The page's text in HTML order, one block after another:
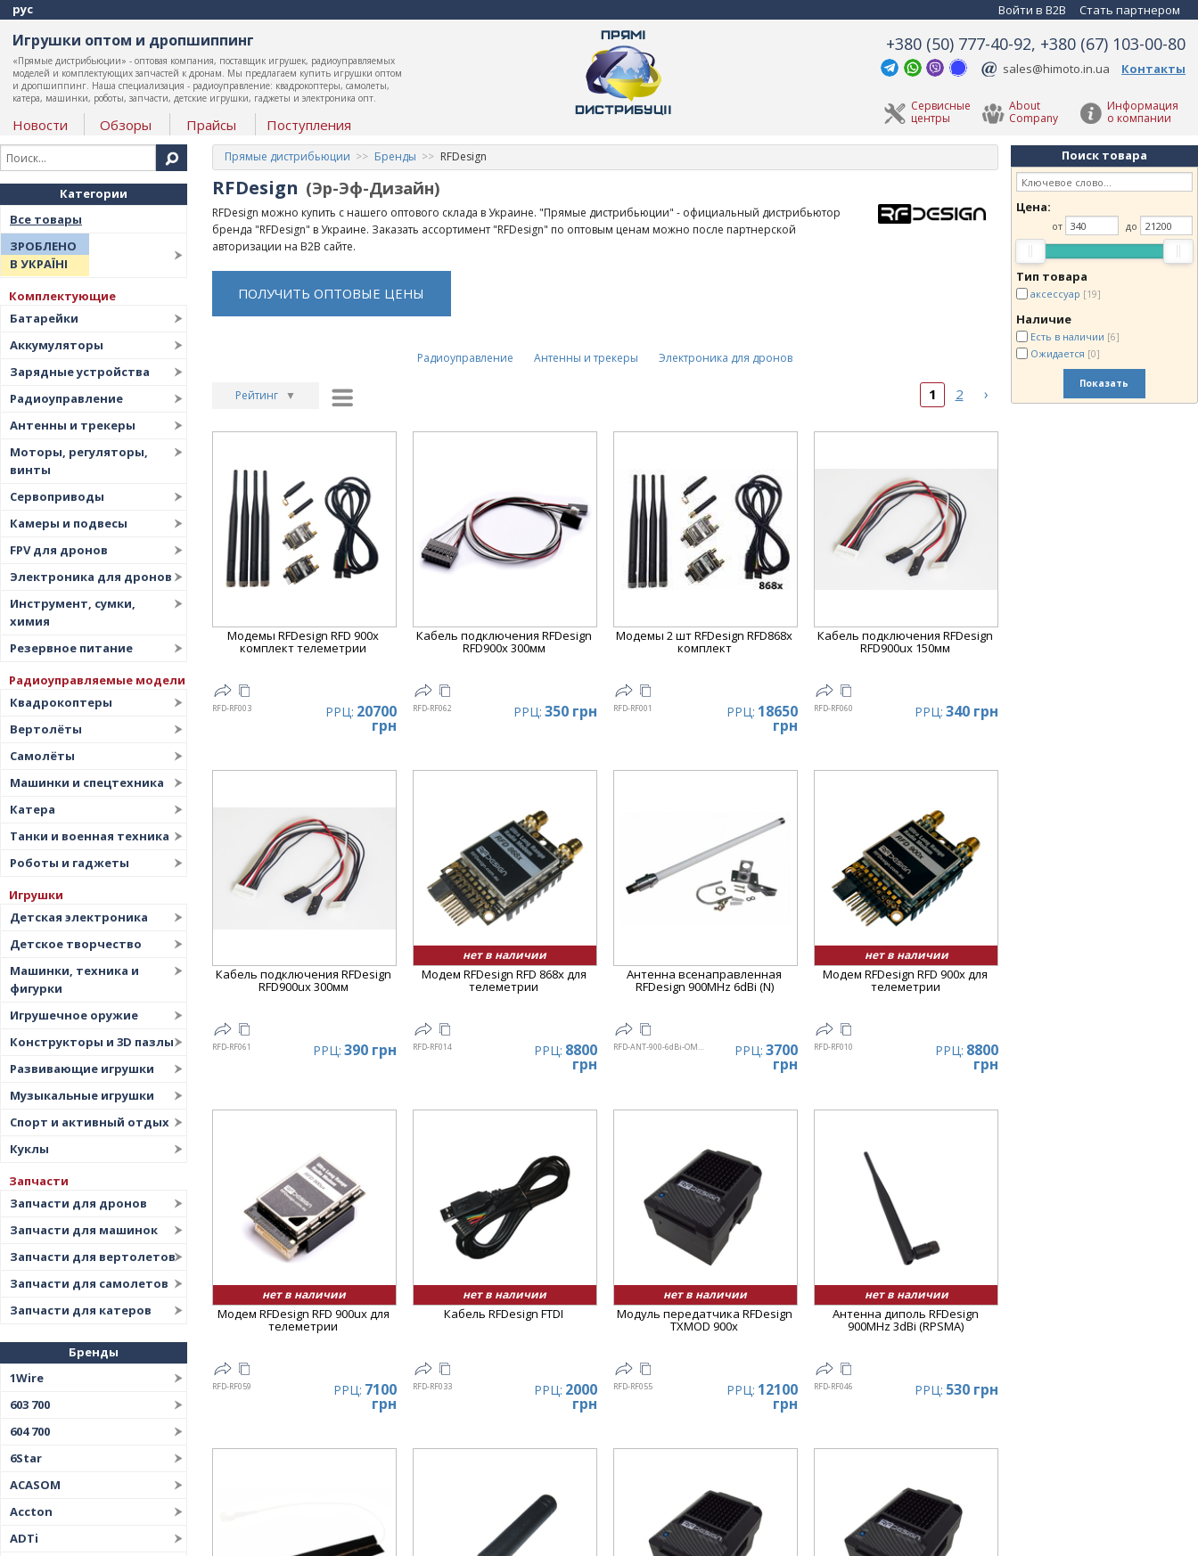
рус Войти в B2B Стать партнером
Игрушки оптом и дропшиппинг
«Прямые дистрибьюции» - оптовая компания, поставщик игрушек, радиоуправляемых
моделей и комплектующих запчастей к дронам. Мы предлагаем купить игрушки оптом
и дропшиппинг. Наша специализация - радиоуправление: квадрокоптеры, самолеты,
катера, машинки, роботы, запчасти, детские игрушки, гаджеты и электроника опт.
Новости Обзоры Прайсы Поступления
+380 (50) 777-40-92, +380 (67) 103-00-80
sales@himoto.in.ua Контакты
Информация
о компании
About
Company
Сервисные
центры
Категории
Все товары
ЗРОБЛЕНО
В УКРАЇНІ
Комплектующие
Батарейки
Аккумуляторы
Зарядные устройства
Радиоуправление
Антенны и трекеры
Моторы, регуляторы,
винты
Сервоприводы
Камеры и подвесы
FPV для дронов
Электроника для дронов
Инструмент, сумки,
химия
Резервное питание
Радиоуправляемые модели
Квадрокоптеры
Вертолёты
Самолёты
Машинки и спецтехника
Катера
Танки и военная техника
Роботы и гаджеты
Игрушки
Детская электроника
Детское творчество
Машинки, техника и
фигурки
Игрушечное оружие
Конструкторы и 3D пазлы
Развивающие игрушки
Музыкальные игрушки
Спорт и активный отдых
Куклы
Запчасти
Запчасти для дронов
Запчасти для машинок
Запчасти для вертолетов
Запчасти для самолетов
Запчасти для катеров
Бренды
1Wire
603 700
604 700
6Star
ACASOM
Accton
ADTi
Прямые дистрибьюции Бренды RFDesign
RFDesign (Эр-Эф-Дизайн)
RFDesign можно купить с нашего оптового склада в Украине. "Прямые дистрибьюции" - официальный дистрибьютор
бренда "RFDesign" в Украине. Заказать ассортимент "RFDesign" по оптовым ценам можно после партнерской
авторизации на B2B сайте.
ПОЛУЧИТЬ ОПТОВЫЕ ЦЕНЫ
Радиоуправление Антенны и трекеры Электроника для дронов
Рейтинг ▼
Дата
Цена
▲
Цена
1 2 ›
Модемы RFDesign RFD 900x
комплект телеметрии
RFD-RF003 РРЦ: 20700
грн
Кабель подключения RFDesign
RFD900x 300мм
RFD-RF062 РРЦ: 350 грн
Модемы 2 шт RFDesign RFD868x
комплект
RFD-RF001 РРЦ: 18650
грн
Кабель подключения RFDesign
RFD900ux 150мм
RFD-RF060 РРЦ: 340 грн
Кабель подключения RFDesign
RFD900ux 300мм
RFD-RF061 РРЦ: 390 грн
нет в наличии
Модем RFDesign RFD 868x для
телеметрии
RFD-RF014 РРЦ: 8800
грн
Антенна всенаправленная
RFDesign 900MHz 6dBi (N)
RFD-ANT-900-6dBi-OMNI-N РРЦ: 3700
грн
нет в наличии
Модем RFDesign RFD 900x для
телеметрии
RFD-RF010 РРЦ: 8800
грн
нет в наличии
Модем RFDesign RFD 900ux для
телеметрии
RFD-RF059 РРЦ: 7100
грн
нет в наличии
Кабель RFDesign FTDI
RFD-RF033 РРЦ: 2000
грн
нет в наличии
Модуль передатчика RFDesign
TXMOD 900x
RFD-RF055 РРЦ: 12100
грн
нет в наличии
Антенна диполь RFDesign
900MHz 3dBi (RPSMA)
RFD-RF046 РРЦ: 530 грн
Поиск товара
Цена:
от до
Тип товара
аксессуар [19]
Наличие
Есть в наличии [6]
Ожидается [0]
Показать